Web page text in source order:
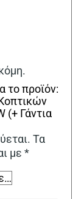
το προϊόν:
Γάντια
Τα
με *